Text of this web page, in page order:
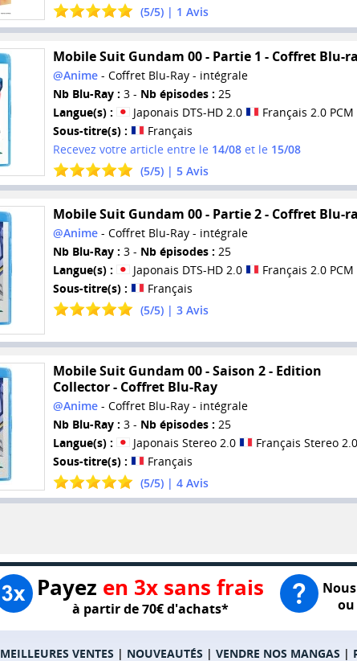
(5/5) | 1 Avis
Mobile Suit Gundam 00 - Partie 1 - Coffret Blu-
@Anime- Coffret Blu-Ray - intégrale
Nb Blu-Ray : 3 - Nb épisodes : 25
Langue(s) :
Japonais DTS-HD 2.0
Français 2.0 PCM
Sous-titre(s) :
Français
Recevez votre article entre le 14/08et le 15/08
(5/5) | 5Avis
Mobile Suit Gundam 00 - Partie 2 - Coffret Blu-
@Anime- Coffret Blu-Ray - intégrale
Nb Blu-Ray : 3 - Nb épisodes : 25
Langue(s) :
Japonais DTS-HD 2.0
Français 2.0 PCM
Sous-titre(s) :
Français
(5/5) | 3Avis
Mobile Suit Gundam 00 - Saison 2 - Edition
Collector - Coffret Blu-Ray
@Anime- Coffret Blu-Ray - intégrale
Nb Blu-Ray : 3 - Nb épisodes : 25
Langue(s) :
Japonais Stereo 2.0
Français Stereo 2.0
Sous-titre(s) :
Français
(5/5) | 4Avis
Payez en 3x sans frais
à partir de 70€ d'achats*
MEILLEURES VENTES | NOUVEAUTÉS | VENDRE NOS MANGAS |